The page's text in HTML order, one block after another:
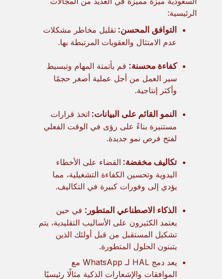
الرئيسية:
التوافق المحسن: تقليل مخاطر مشكلات
عدم الامتثال والعقوبات المرتبطة بها.
كفاءة محسنة: قم بأتمتة المهام وتبسيط
سير العمل من أجل عملية أصغر حجمًا
وأكثر إنتاجية.
النمو القائم على البيانات: اتخذ قرارات
مستنيرة بناءً على رؤى في الوقت الفعلي
لفتح فرص نمو جديدة.
تكاليف مخفضة: القضاء على الأخطاء
اليدوية وتحسين الكفاءة التشغيلية، مما
يؤدي إلى وفورات كبيرة في التكاليف.
الذكاء الاصطناعي المتطور: في حين
يعتمد الكثيرون على الأساليب التقليدية، يتم
تشكيل المستقبل من قبل أولئك الذين
يتبنون الحلول المتطورة.
يعد دمج HAL لـ WhatsApp مع
الموافقات والإشعارات الذكية مثالًا رئيسيًا